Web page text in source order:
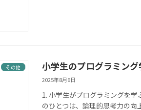
その他 小学生のプログラミン
2025年8月6日
1. 小学生がプログラミングを
のひとつは、論理的思考力の